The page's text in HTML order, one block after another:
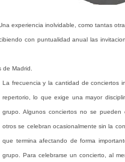
experiencia inolvidable, como tantas
con puntualidad anual las
Madrid.
La frecuencia y la cantidad de conciertos
repertorio, lo que exige una mayor
grupo. Algunos conciertos no se pueden
otros se celebran ocasionalmente sin la
que termina afectando de forma
grupo. Para celebrarse un concierto, al